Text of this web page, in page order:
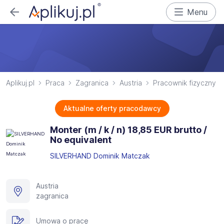
Menu
Aplikuj.pl Praca Zagranica Austria Pracownik fizyczny
Aktualne oferty pracodawcy
Monter (m / k / n) 18,85 EUR brutto /
No equivalent
SILVERHAND Dominik Matczak
Austria
zagranica
Umowa o pracę